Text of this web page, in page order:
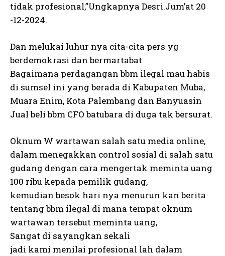
tidak profesional,”Ungkapnya Desri.Jum’at 20
-12-2024.
Dan melukai luhur nya cita-cita pers yg
berdemokrasi dan bermartabat
Bagaimana perdagangan bbm ilegal mau habis
di sumsel ini yang berada di Kabupaten Muba,
Muara Enim, Kota Palembang dan Banyuasin
Jual beli bbm CFO batubara di duga tak bersurat.
Oknum W wartawan salah satu media online,
dalam menegakkan control sosial di salah satu
gudang dengan cara mengertak meminta uang
100 ribu kepada pemilik gudang,
kemudian besok hari nya menurun kan berita
tentang bbm ilegal di mana tempat oknum
wartawan tersebut meminta uang,
Sangat di sayangkan sekali
jadi kami menilai profesional lah dalam